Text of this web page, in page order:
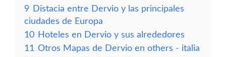
9 Distacia entre Dervio y las principales
ciudades de Europa
10 Hoteles en Dervio y sus alrededores
11 Otros Mapas de Dervio en others - italia